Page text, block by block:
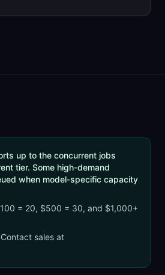
up to the concurrent jobs
tier. Some high-demand
when model-specific capacity
= 20, $500 = 30, and $1,000+
sales at